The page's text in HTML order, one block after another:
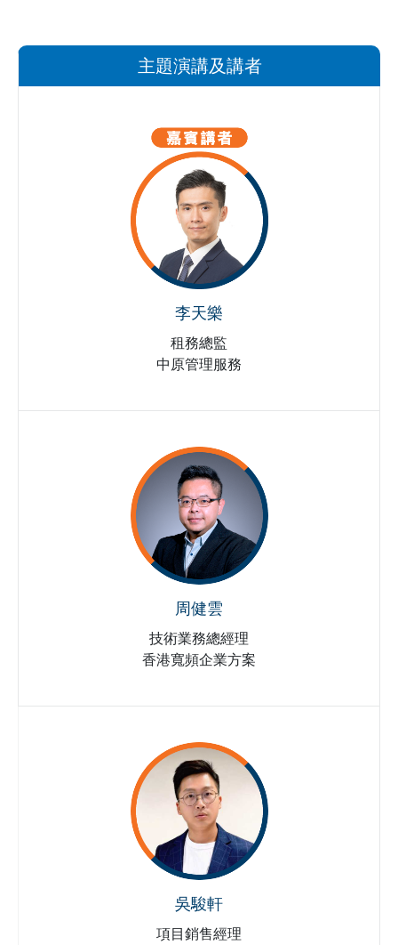
主題演講及講者
李天樂
租務總監
中原管理服務
周健雲
技術業務總經理
香港寬頻企業方案
吳駿軒
項目銷售經理